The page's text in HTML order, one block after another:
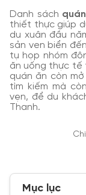
Danh sách
thiết thực giúp
du xuân đầu
sản ven biển
tụ họp nhóm
ăn uống thực tế
quán ăn còn
tìm kiếm mà
vẹn, để du
Thanh.
Mục lục